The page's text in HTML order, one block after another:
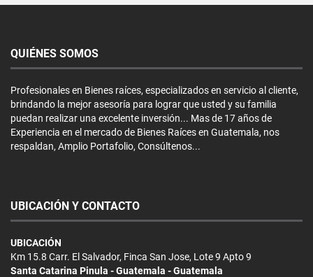
QUIÉNES SOMOS
Profesionales en Bienes raíces, especializados en servicio al cliente,
brindando la mejor asesoría para lograr que usted y su familia
puedan realizar una excelente inversión... Mas de 17 años de
Experiencia en el mercado de Bienes Raíces en Guatemala, nos
respaldan, Amplio Portafolio, Consúltenos...
UBICACIÓN Y CONTACTO
UBICACIÓN
Km 15.8 Carr. El Salvador, Finca San Jose, Lote 9 Apto 9
Santa Catarina Pinula - Guatemala - Guatemala